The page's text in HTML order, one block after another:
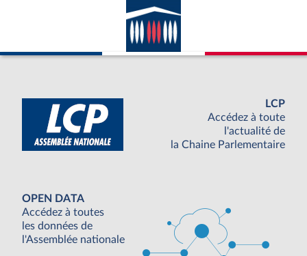
LCP
Accédez à toute
l'actualité de
la Chaine Parlementaire
OPEN DATA
Accédez à toutes
les données de
l'Assemblée nationale